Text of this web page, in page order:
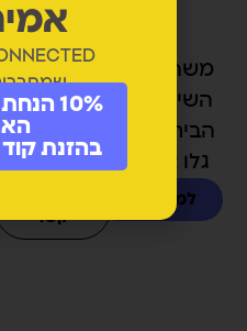
וצחוק
משחקים שמחזירים את
השיחה, הצחוק והחיבור
הביתה. לכל גיל משחק -
גלו את המשחק שלכם.
למשחקים
קשר
10%
בהזנת קוד